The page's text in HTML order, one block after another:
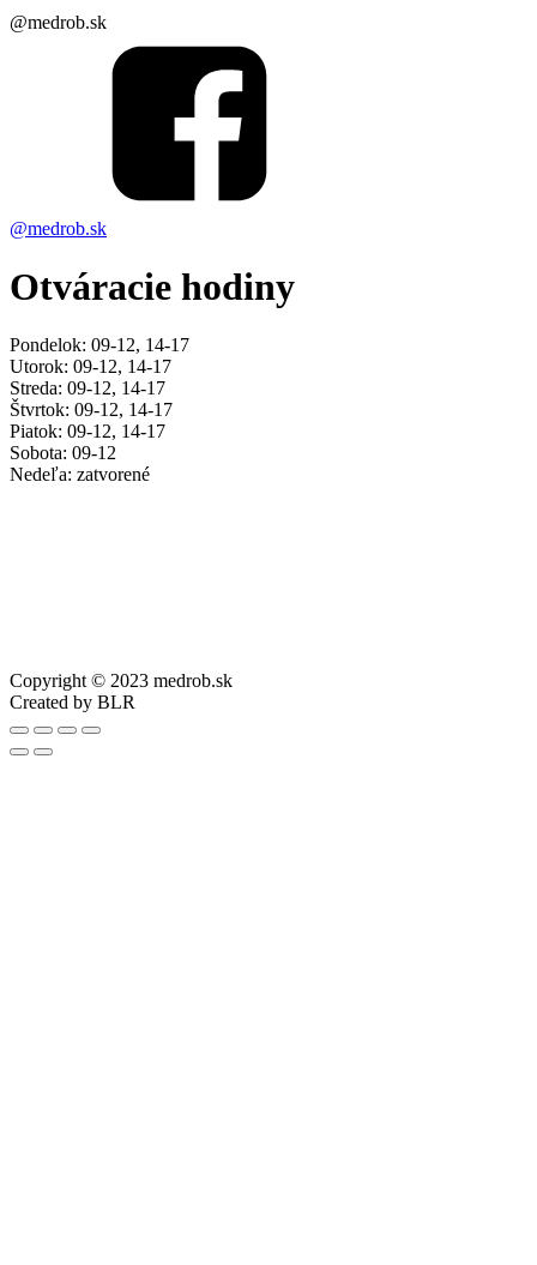
@medrob.sk
@medrob.sk
Otváracie hodiny
Pondelok: 09-12, 14-17
Utorok: 09-12, 14-17
Streda: 09-12, 14-17
Štvrtok: 09-12, 14-17
Piatok: 09-12, 14-17
Sobota: 09-12
Nedeľa: zatvorené
Copyright © 2023 medrob.sk
Created by BLR